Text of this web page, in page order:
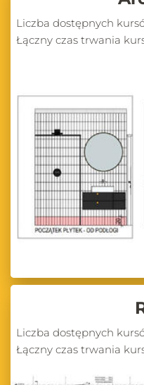
Liczba dostępnych
Łączny czas trwania
Liczba dostępnych
Łączny czas trwania